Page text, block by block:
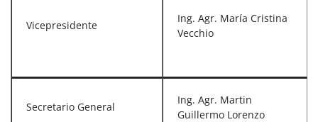
Vicepresidente
Ing. Agr. María Cristina
Vecchio
Secretario General
Ing. Agr. Martin
Guillermo Lorenzo